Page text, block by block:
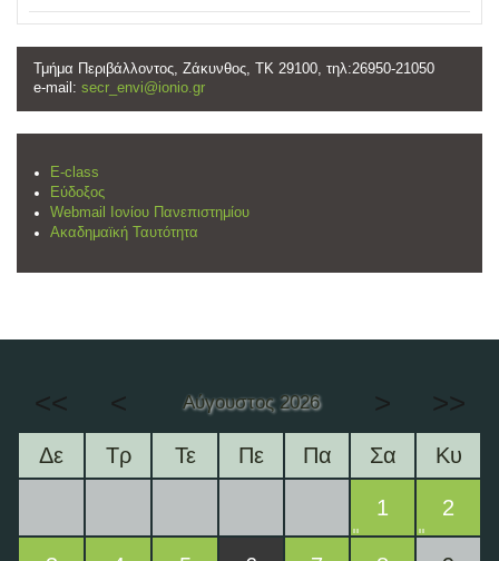
Τμήμα Περιβάλλοντος, Ζάκυνθος, ΤΚ 29100, τηλ:26950-21050
e-mail: secr_envi@ionio.gr
E-class
Εύδοξος
Webmail Ιονίου Πανεπιστημίου
Ακαδημαϊκή Ταυτότητα
<< < Αύγουστος 2026 > >>
Δε Τρ Τε Πε Πα Σα Κυ
1 2